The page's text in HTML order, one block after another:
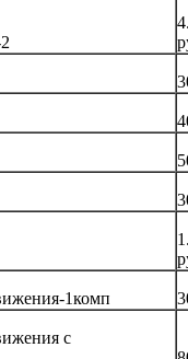
1комп
с